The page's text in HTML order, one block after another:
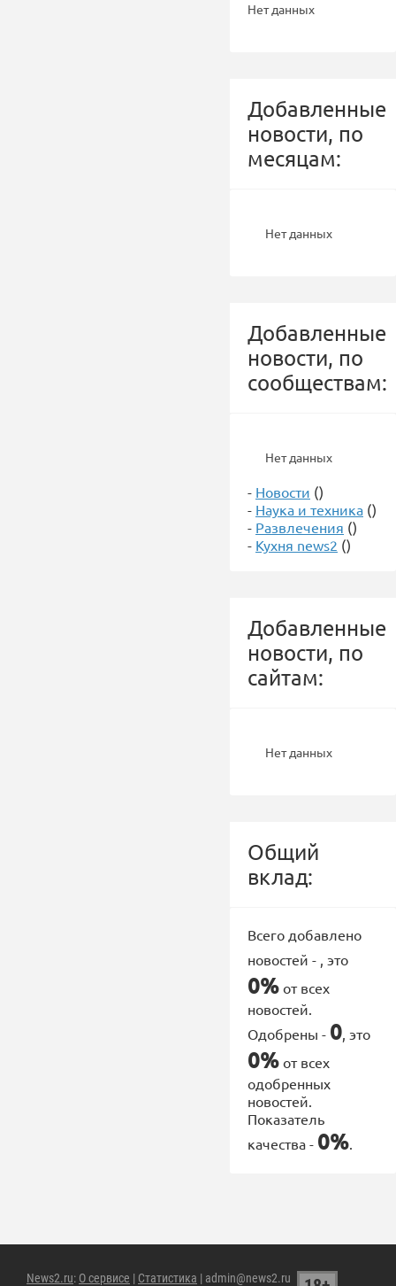
Нет данных
Добавленные
новости, по
месяцам:
Нет данных
Добавленные
новости, по
сообществам:
Нет данных
- Новости ()
- Наука и техника ()
- Развлечения ()
- Кухня news2 ()
Добавленные
новости, по
сайтам:
Нет данных
Общий
вклад:
Всего добавлено
новостей - , это
0% от всех
новостей.
Одобрены - 0, это
0% от всех
одобренных
новостей.
Показатель
качества - 0%.
News2.ru: О сервисе | Статистика | admin@news2.ru